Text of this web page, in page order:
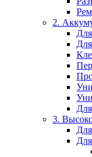
2.
3.